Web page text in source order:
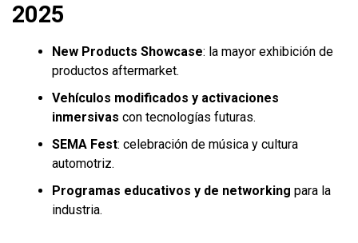
2025
New Products Showcase: la mayor exhibición de
productos aftermarket.
Vehículos modificados y activaciones
inmersivas con tecnologías futuras.
SEMA Fest: celebración de música y cultura
automotriz.
Programas educativos y de networking para la
industria.